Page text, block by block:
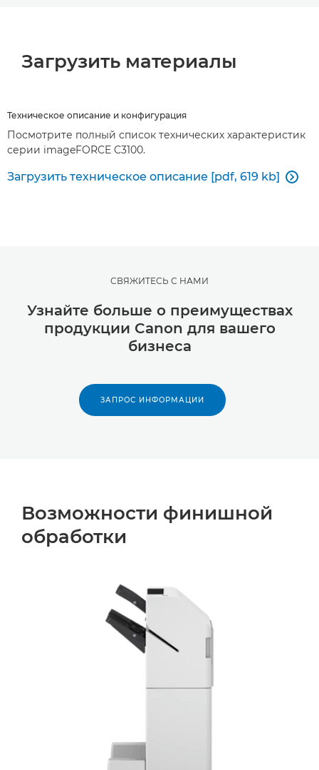
Загрузить материалы
Техническое описание и конфигурация
Посмотрите полный список технических характеристик
серии imageFORCE C3100.
Загрузить техническое описание [pdf, 619 kb] 
СВЯЖИТЕСЬ С НАМИ
Узнайте больше о преимуществах
продукции Canon для вашего
бизнеса
ЗАПРОС ИНФОРМАЦИИ
Возможности финишной
обработки